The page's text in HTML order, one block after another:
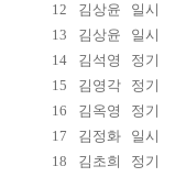
12
김상윤 일시
13
김상윤 일시
14
김석영 정기
15
김영각 정기
16
김옥영 정기
17
김정화 일시
18
김초희 정기